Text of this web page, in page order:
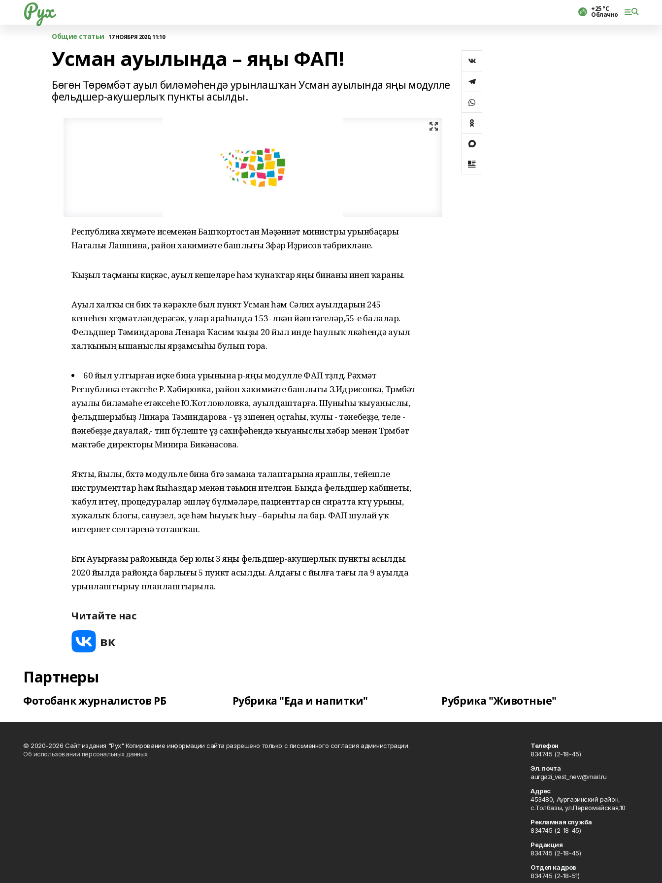
Рух +25 °С
Облачно
Общие статьи 17 НОЯБРЯ 2020, 11:10
Усман ауылында – яңы ФАП!
Бөгөн Төрөмбәт ауыл биләмәһендә урынлашҡан Усман ауылында яңы модулле
фельдшер-акушерлыҡ пункты асылды.
Республика хөкүмәте исеменән Башҡортостан Мәҙәниәт министры урынбаҫары
Наталья Лапшина, район хакимиәте башлығы Зөфәр Иҙрисов тәбрикләне.
Ҡыҙыл таҫманы киҫкәс, ауыл кешеләре һәм ҡунаҡтар яңы бинаны инеп ҡараны.
Ауыл халҡы өсөн бик тә кәрәкле был пункт Усман һәм Сәлих ауылдарын 245
кешеһен хеҙмәтләндерәсәк, улар араһында 153-ө өлкән йәштәгеләр,55-е балалар.
Фельдшер Тәминдарова Ленара Ҡасим ҡыҙы 20 йыл инде һаулыҡ өлкәһендә ауыл
халҡының ышаныслы ярҙамсыһы булып тора.
60 йыл ултырған иҫке бина урынына өр-яңы модулле ФАП төҙөлдө. Рәхмәт
Республика етәксеһе Р. Хәбировҡа, район хакимиәте башлығы З.Идрисовҡа, Төрөмбәт
ауылы биләмәһе етәксеһе Ю.Ҡотлоюловҡа, ауылдаштарға. Шуныһы ҡыуаныслы,
фельдшерыбыҙ Линара Тәминдарова - үҙ эшенең оҫтаһы, ҡулы - тәнебеҙҙе, теле -
йәнебеҙҙе дауалай,- тип бүлеште үҙ сәхифәһендә ҡыуаныслы хәбәр менән Төрөмбәт
мәктәбе директоры Минира Бикәнәсова.
Яҡты, йылы, бөхтә модульле бина бөтә замана талаптарына ярашлы, тейешле
инструменттар һәм йыһаздар менән тәьмин ителгән. Бында фельдшер кабинеты,
ҡабул итеү, процедуралар эшләү бүлмәләре, пациенттар өсөн сиратта көтөү урыны,
хужалыҡ блогы, санузел, эҫе һәм һыуыҡ һыу –барыһы ла бар. ФАП шулай уҡ
интернет селтәренә тоташҡан.
Бөгөн Ауырғазы районында бер юлы 3 яңы фельдшер-акушерлыҡ пункты асылды.
2020 йылда районда барлығы 5 пункт асылды. Алдағы өс йылға тағы ла 9 ауылда
урынлаштырыу планлаштырыла.
Читайте нас
Партнеры
Фотобанк журналистов РБ Рубрика "Еда и напитки" Рубрика "Животные"
© 2020-2026 Сайт издания "Рух" Копирование информации сайта разрешено только с письменного согласия администрации.
Об использовании персональных данных
Телефон
834745 (2-18-45)
Эл. почта
aurgazi_vest_new@mail.ru
Адрес
453480, Аургазинский район,
с.Толбазы, ул.Первомайская,10
Рекламная служба
834745 (2-18-45)
Редакция
834745 (2-18-45)
Отдел кадров
834745 (2-18-51)